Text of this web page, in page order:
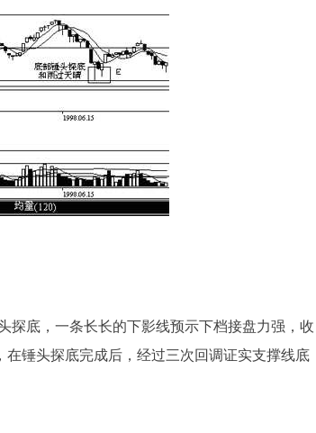
，一条长长的下影线预示下档接盘力强，收
锤头探底完成后，经过三次回调证实支撑线底